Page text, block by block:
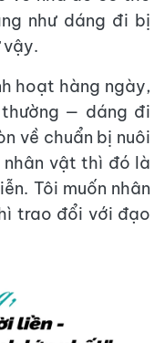
như dáng đi bị
vậy.
hoạt hàng ngày,
— dáng đi
về chuẩn bị nuôi
vật thì đó là
Tôi muốn nhân
trao đổi với đạo